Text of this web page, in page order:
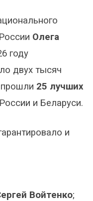
Олега
году
двух тысяч
25 лучших
и Беларуси.
и
Войтенко;